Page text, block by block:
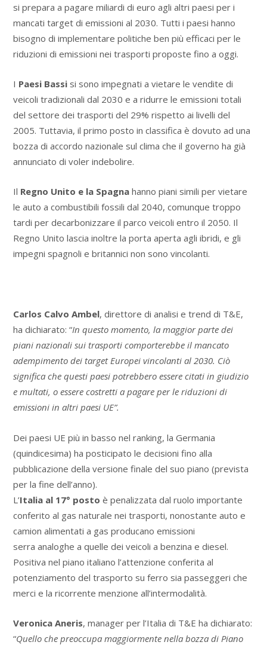
si prepara a pagare miliardi di euro agli altri paesi per i
mancati target di emissioni al 2030. Tutti i paesi hanno
bisogno di implementare politiche ben più efficaci per le
riduzioni di emissioni nei trasporti proposte fino a oggi.
I Paesi Bassisi sono impegnati a vietare le vendite di
veicoli tradizionali dal 2030 e a ridurre le emissioni totali
del settore dei trasporti del 29% rispetto ai livelli del
2005. Tuttavia, il primo posto in classifica è dovuto ad una
bozza di accordo nazionale sul clima che il governo ha già
annunciato di voler indebolire.
Il Regno Unito e la Spagnahanno piani simili per vietare
le auto a combustibili fossili dal 2040, comunque troppo
tardi per decarbonizzare il parco veicoli entro il 2050. Il
Regno Unito lascia inoltre la porta aperta agli ibridi, e gli
impegni spagnoli e britannici non sono vincolanti.
Carlos Calvo Ambel, direttore di analisi e trend di T&E,
ha dichiarato: “In questo momento, la maggior parte dei
piani nazionali sui trasporti comporterebbe il mancato
adempimento dei target Europei vincolanti al 2030. Ciò
significa che questi paesi potrebbero essere citati in giudizio
e multati, o essere costretti a pagare per le riduzioni di
emissioni in altri paesi UE”.
Dei paesi UE più in basso nel ranking, la Germania
(quindicesima) ha posticipato le decisioni fino alla
pubblicazione della versione finale del suo piano (prevista
per la fine dell’anno).
L’Italia al 17° posto è penalizzata dal ruolo importante
conferito al gas naturale nei trasporti, nonostante auto e
camion alimentati a gas producano emissioni
serra analoghe a quelle dei veicoli a benzina e diesel.
Positiva nel piano italiano l’attenzione conferita al
potenziamento del trasporto su ferro sia passeggeri che
merci e la ricorrente menzione all’intermodalità.
Veronica Aneris, manager per l’Italia di T&E ha dichiarato:
“Quello che preoccupa maggiormente nella bozza di Piano